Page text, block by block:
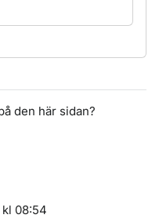
den här sidan?
08:54